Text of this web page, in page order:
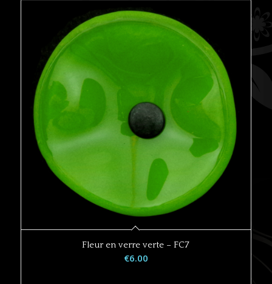
Fleur en verre verte – FC7
€6.00